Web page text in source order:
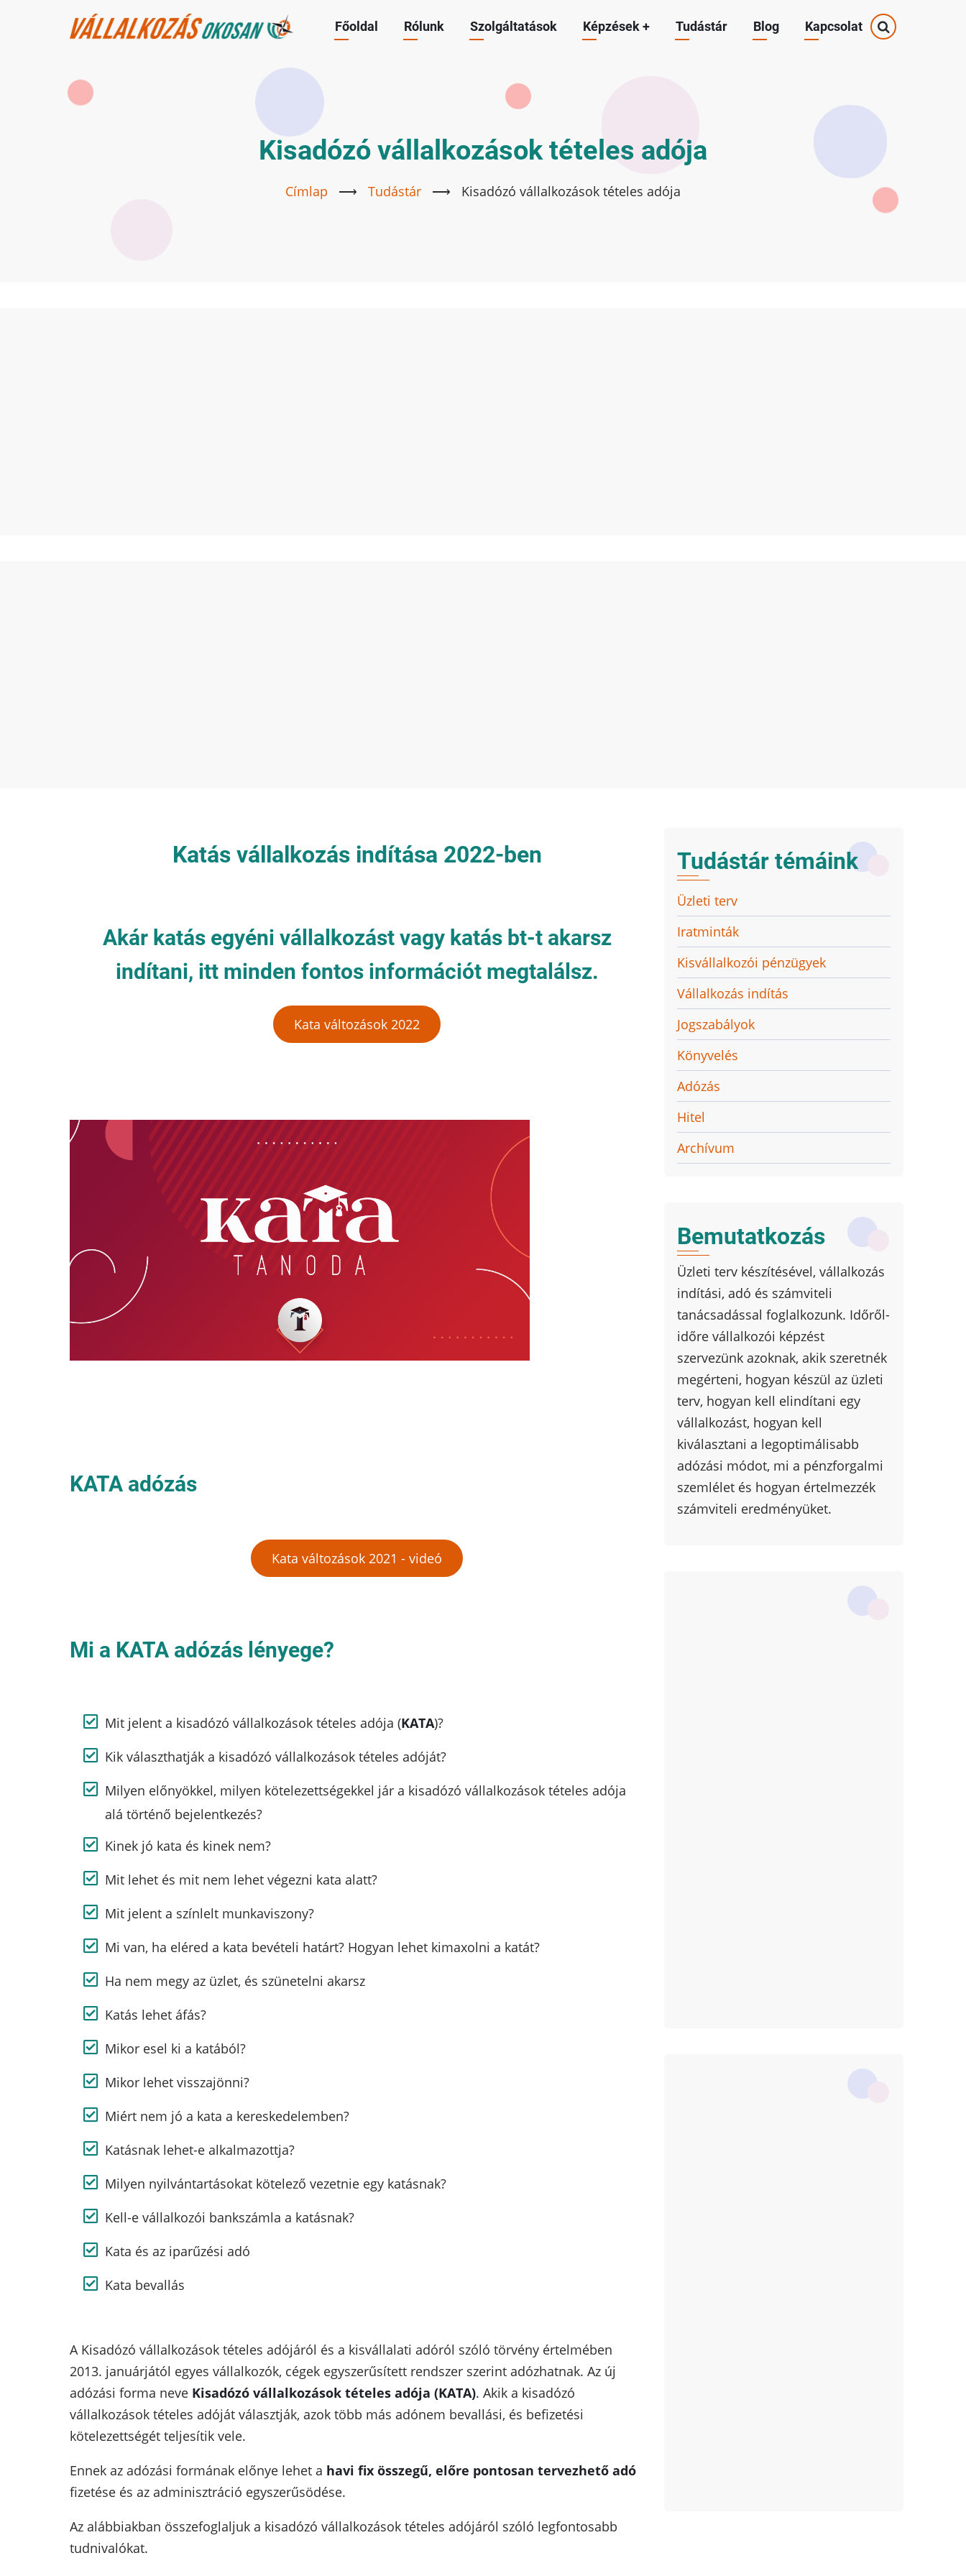
Main
navigation
Főoldal Rólunk Szolgáltatások Képzések+ Tudástár Blog Kapcsolat
Kisadózó vállalkozások tételes adója
Címlap ⟶ Tudástár ⟶ Kisadózó vállalkozások tételes adója
Katás vállalkozás indítása 2022-ben
Akár katás egyéni vállalkozást vagy katás bt-t akarsz
indítani, itt minden fontos információt megtalálsz.
Kata változások 2022
KATA adózás
Kata változások 2021 - videó
Mi a KATA adózás lényege?
Mit jelent a kisadózó vállalkozások tételes adója (KATA)?
Kik választhatják a kisadózó vállalkozások tételes adóját?
Milyen előnyökkel, milyen kötelezettségekkel jár a kisadózó vállalkozások tételes adója
alá történő bejelentkezés?
Kinek jó kata és kinek nem?
Mit lehet és mit nem lehet végezni kata alatt?
Mit jelent a színlelt munkaviszony?
Mi van, ha eléred a kata bevételi határt? Hogyan lehet kimaxolni a katát?
Ha nem megy az üzlet, és szünetelni akarsz
Katás lehet áfás?
Mikor esel ki a katából?
Mikor lehet visszajönni?
Miért nem jó a kata a kereskedelemben?
Katásnak lehet-e alkalmazottja?
Milyen nyilvántartásokat kötelező vezetnie egy katásnak?
Kell-e vállalkozói bankszámla a katásnak?
Kata és az iparűzési adó
Kata bevallás
A Kisadózó vállalkozások tételes adójáról és a kisvállalati adóról szóló törvény értelmében
2013. januárjától egyes vállalkozók, cégek egyszerűsített rendszer szerint adózhatnak. Az új
adózási forma neve Kisadózó vállalkozások tételes adója (KATA). Akik a kisadózó
vállalkozások tételes adóját választják, azok több más adónem bevallási, és befizetési
kötelezettségét teljesítik vele.
Ennek az adózási formának előnye lehet a havi fix összegű, előre pontosan tervezhető adó
fizetése és az adminisztráció egyszerűsödése.
Az alábbiakban összefoglaljuk a kisadózó vállalkozások tételes adójáról szóló legfontosabb
tudnivalókat.
Tudástár témáink
Üzleti terv
Iratminták
Kisvállalkozói pénzügyek
Vállalkozás indítás
Jogszabályok
Könyvelés
Adózás
Hitel
Archívum
Bemutatkozás
Üzleti terv készítésével, vállalkozás
indítási, adó és számviteli
tanácsadással foglalkozunk. Időről-
időre vállalkozói képzést
szervezünk azoknak, akik szeretnék
megérteni, hogyan készül az üzleti
terv, hogyan kell elindítani egy
vállalkozást, hogyan kell
kiválasztani a legoptimálisabb
adózási módot, mi a pénzforgalmi
szemlélet és hogyan értelmezzék
számviteli eredményüket.